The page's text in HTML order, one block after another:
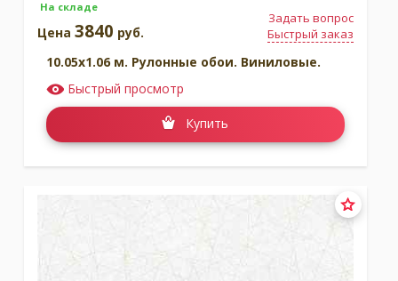
На складе
Задать вопрос
Быстрый заказ
Цена 3840 руб.
10.05x1.06 м. Рулонные обои. Виниловые.
Быстрый просмотр
Купить